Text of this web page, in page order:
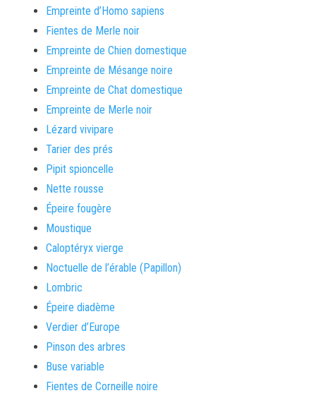
Empreinte d’Homo sapiens
Fientes de Merle noir
Empreinte de Chien domestique
Empreinte de Mésange noire
Empreinte de Chat domestique
Empreinte de Merle noir
Lézard vivipare
Tarier des prés
Pipit spioncelle
Nette rousse
Épeire fougère
Moustique
Caloptéryx vierge
Noctuelle de l’érable (Papillon)
Lombric
Épeire diadème
Verdier d’Europe
Pinson des arbres
Buse variable
Fientes de Corneille noire